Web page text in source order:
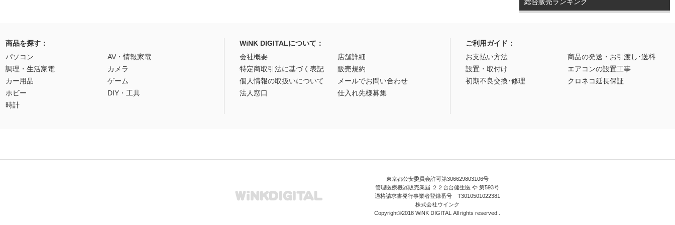
総合販売ランキング
商品を探す：
パソコン
AV・情報家電
調理・生活家電
カメラ
カー用品
ゲーム
ホビー
DIY・工具
時計
WiNK DIGITALについて：
会社概要
店舗詳細
特定商取引法に基づく表記
販売規約
個人情報の取扱いについて
メールでお問い合わせ
法人窓口
仕入れ先様募集
ご利用ガイド：
お支払い方法
商品の発送・お引渡し･送料
設置・取付け
エアコンの設置工事
初期不良交換･修理
クロネコ延長保証
東京都公安委員会許可第306629803106号
管理医療機器販売業届 ２２台台健生医 や 第593号
適格請求書発行事業者登録番号 T3010501022381
株式会社ウインク
Copyright©2018 WiNK DIGITAL All rights reserved..